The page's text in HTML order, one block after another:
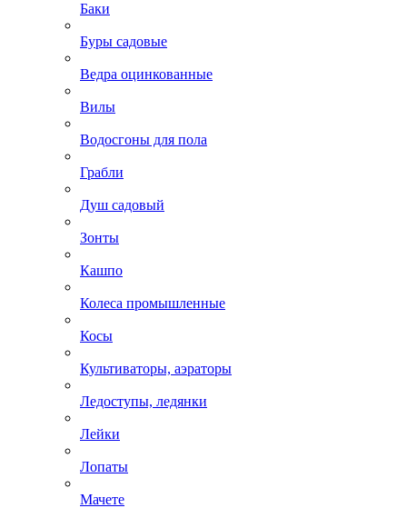
Баки
Буры садовые
Ведра оцинкованные
Вилы
Водосгоны для пола
Грабли
Душ садовый
Зонты
Кашпо
Колеса промышленные
Косы
Культиваторы, аэраторы
Ледоступы, ледянки
Лейки
Лопаты
Мачете